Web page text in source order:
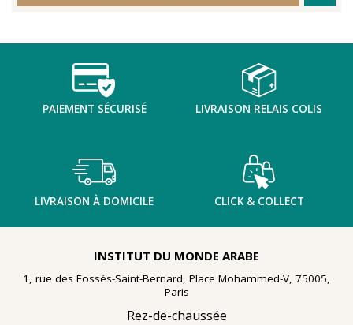
PAIEMENT SÉCURISÉ LIVRAISON RELAIS COLIS
LIVRAISON À DOMICILE CLICK & COLLECT
INSTITUT DU MONDE ARABE
1, rue des Fossés-Saint-Bernard, Place Mohammed-V, 75005,
Paris
Rez-de-chaussée